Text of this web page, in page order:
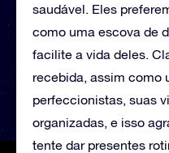
saudável. Eles
como uma escova de
facilite a vida deles.
recebida, assim como
perfeccionistas, suas
organizadas, e isso
tente dar presentes